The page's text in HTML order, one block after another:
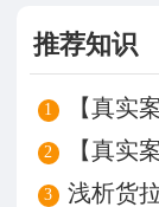
推荐知识
1 【真实案
2 【真实案
3 浅析货